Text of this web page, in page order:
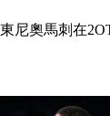
尼奧馬刺在